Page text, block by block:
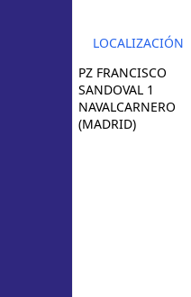
LOCALIZACIÓN
PZ FRANCISCO
SANDOVAL 1
NAVALCARNERO
(MADRID)